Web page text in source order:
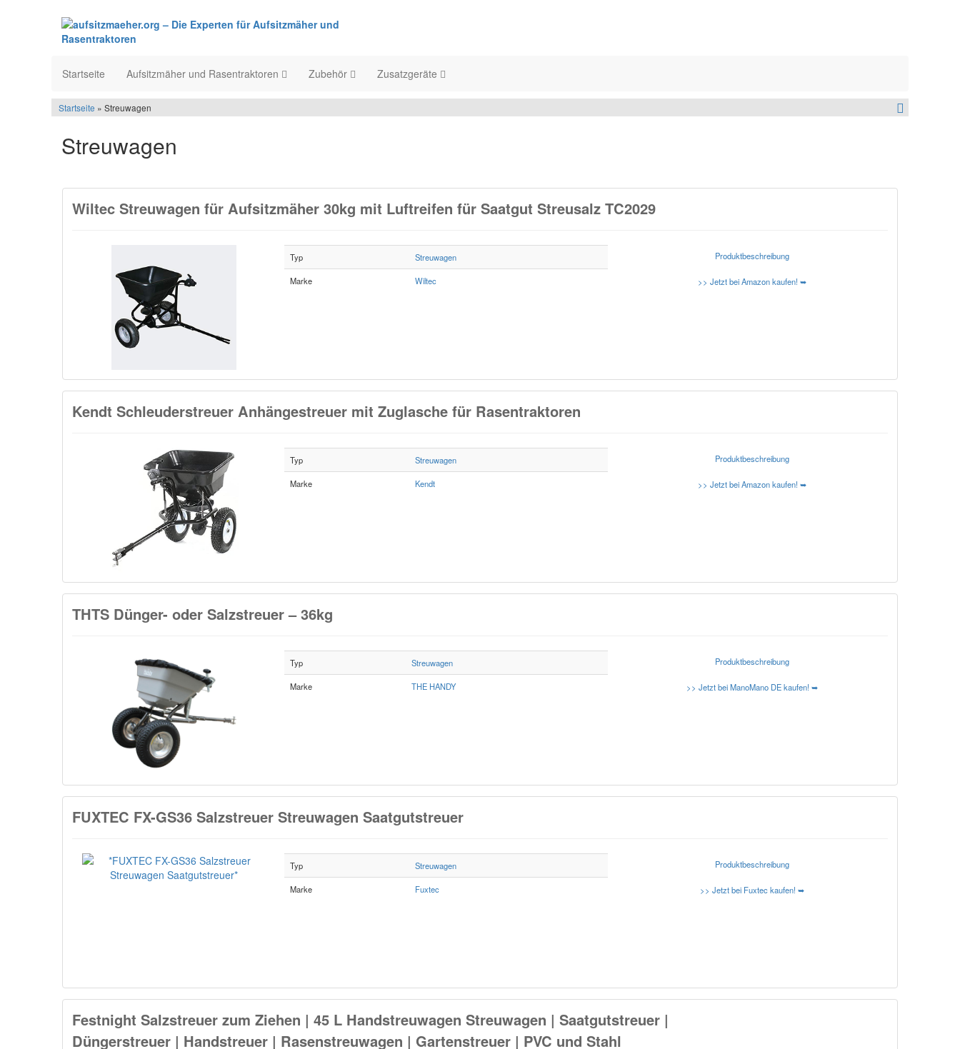
Startseite Aufsitzmäher und Rasentraktoren Zubehör Zusatzgeräte
Startseite » Streuwagen
Streuwagen
Wiltec Streuwagen für Aufsitzmäher 30kg mit Luftreifen für Saatgut Streusalz TC2029
Typ Streuwagen
Marke Wiltec
Produktbeschreibung
>> Jetzt bei Amazon kaufen! ➥
Kendt Schleuderstreuer Anhängestreuer mit Zuglasche für Rasentraktoren
Typ Streuwagen
Marke Kendt
Produktbeschreibung
>> Jetzt bei Amazon kaufen! ➥
THTS Dünger- oder Salzstreuer – 36kg
Typ Streuwagen
Marke THE HANDY
Produktbeschreibung
>> Jetzt bei ManoMano DE kaufen! ➥
FUXTEC FX-GS36 Salzstreuer Streuwagen Saatgutstreuer
Typ Streuwagen
Marke Fuxtec
Produktbeschreibung
>> Jetzt bei Fuxtec kaufen! ➥
Festnight Salzstreuer zum Ziehen | 45 L Handstreuwagen Streuwagen | Saatgutstreuer |
Düngerstreuer | Handstreuer | Rasenstreuwagen | Gartenstreuer | PVC und Stahl